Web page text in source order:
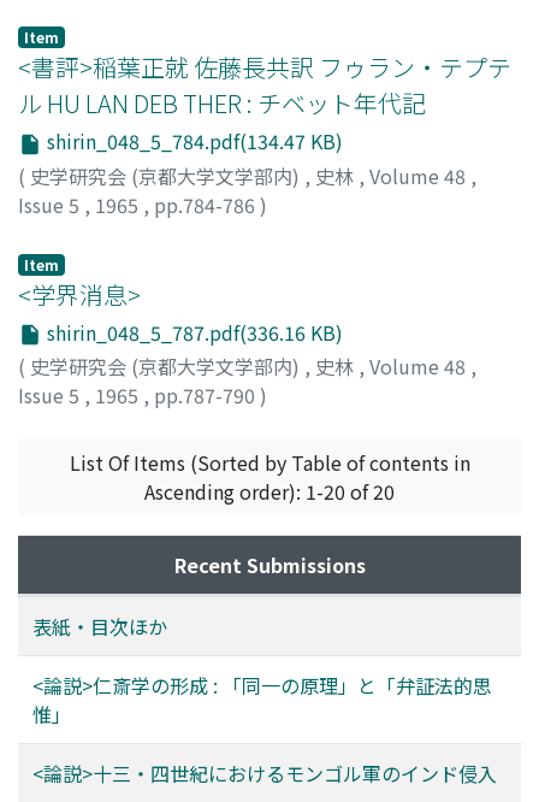
や、一種ユートピアン的傾向さえ見られるマキァヴェリと
彼との似て非なる局面をも併せて比較検討してみたい。
Item
<書評>稲葉正就 佐藤長共訳 フゥラン・テプテ
ル HU LAN DEB THER : チベット年代記
shirin_048_5_784.pdf(134.47 KB)
( 史学研究会 (京都大学文学部内) , 史林 , Volume 48 ,
Issue 5 , 1965 , pp.784-786 )
Item
<学界消息>
shirin_048_5_787.pdf(336.16 KB)
( 史学研究会 (京都大学文学部内) , 史林 , Volume 48 ,
Issue 5 , 1965 , pp.787-790 )
List Of Items (Sorted by Table of contents in
Ascending order): 1-20 of 20
Recent Submissions
表紙・目次ほか
<論説>仁斎学の形成 : 「同一の原理」と「弁証法的思
惟」
<論説>十三・四世紀におけるモンゴル軍のインド侵入